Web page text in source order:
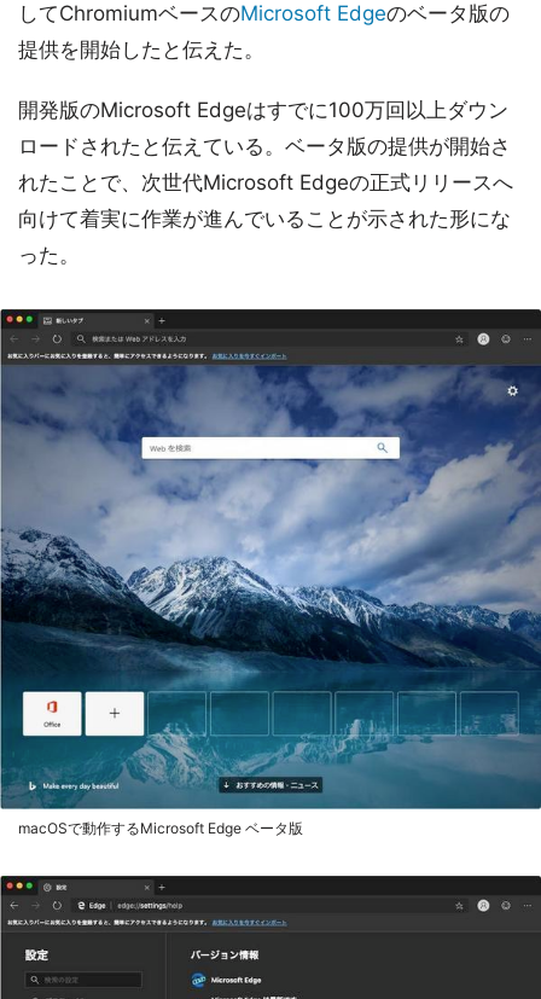
してChromiumベースのMicrosoft Edgeのベータ版の
提供を開始したと伝えた。
開発版のMicrosoft Edgeはすでに100万回以上ダウン
ロードされたと伝えている。ベータ版の提供が開始さ
れたことで、次世代Microsoft Edgeの正式リリースへ
向けて着実に作業が進んでいることが示された形にな
った。
macOSで動作するMicrosoft Edge ベータ版